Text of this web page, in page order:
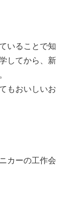
いることで知
してから、新
もおいしいお
カーの工作会